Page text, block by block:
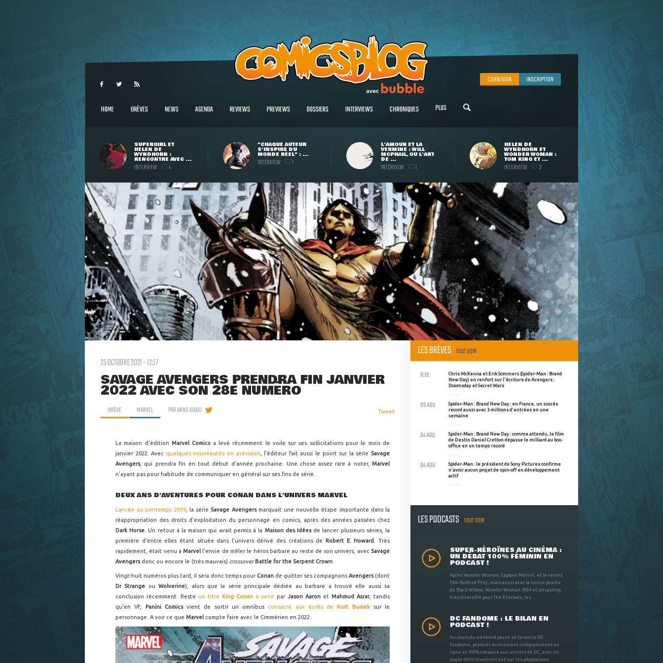
CONNEXION INSCRIPTION
HOME BRÈVES NEWS AGENDA REVIEWS PREVIEWS DOSSIERS INTERVIEWS CHRONIQUES PLUS
SUPERGIRL ET
HELEN DE
WYNDHORN :
RENCONTRE AVEC ...
INTERVIEW 4
"CHAQUE AUTEUR
S'INSPIRE DU
MONDE RÉEL" : ...
INTERVIEW 1
L'AMOUR ET LA
VERMINE : WILL
MCPHAIL, OU L'ART
DE ...
INTERVIEW 1
HELEN DE
WYNDHORN ET
WONDER WOMAN :
TOM KING ET ...
INTERVIEW 3
25 OCTOBRE 2021 - 12:17
SAVAGE AVENGERS PRENDRA FIN JANVIER
2022 AVEC SON 28E NUMÉRO
BRÈVE MARVEL PARARNO KIKOO Tweet
La maison d'édition Marvel Comics a levé récemment le voile sur ses sollicitations pour le mois de
janvier 2022. Avec quelques nouveautés en prévision , l'éditeur fait aussi le point sur la série Savage
Avengers, qui prendra fin en tout début d'année prochaine. Une chose assez rare à noter, Marvel
n'ayant pas pour habitude de communiquer en général sur ses fins de série.
DEUX ANS D'AVENTURES POUR CONAN DANS L'UNIVERS MARVEL
Lancée au printemps 2019, la série Savage Avengers marquait une nouvelle étape importante dans la
réappropriation des droits d'exploitation du personnage en comics, après des années passées chez
Dark Horse . Un retour à la maison qui avait permis à la Maison des Idées de lancer plusieurs séries, la
première d'entre elles étant située dans l'univers dérivé des créations de
Robert E. Howard
. Très
rapidement, était venu àMarvel l'envie de mêler le héros barbare au reste de son univers, avec Savage
Avengers donc ou encore le (très mauvais) crossover Battle for the Serpent Crown
Vingt-huit numéros plus tard, il sera donc temps pour Conan de quitter ses compagnons Avengers (dont
Dr Strange
ouWolverine), alors que la série principale dédiée au barbare a trouvé elle aussi sa
conclusion récemment. Reste un titre King Conan à venirpar Jason Aaron et Mahmud Asrar, tandis
qu'en VF,
Panini Comics vient de sortir un omnibus consacré aux écrits de Kurt Busiek
sur le
personnage. A voir ce que Marvel compte faire avec le Cimmérien en 2022.
LES BRÈVES TOUT VOIR
Chris McKenna et Erik Sommers (Spider-Man : Brand
New Day) en renfort sur l'écriture de Avengers :
Doomsday et Secret Wars
11:19
Spider-Man : Brand New Day : en France, un succès
record aussi avec 3 millions d'entrées en une
semaine
05 AOU
Spider-Man : Brand New Day : comme attendu, le film
de Destin Daniel Cretton dépasse le milliard au box-
office en un temps record
04 AOU
Spider-Man : le président de Sony Pictures confirme
n'avoir aucun projet de spin-off en développement
actif
04 AOU
LES PODCASTS TOUT VOIR
SUPER-HÉROÏNES AU CINÉMA :
UN DÉBAT 100% FÉMININ EN
PODCAST !
Après Wonder Woman, Captain Marvel, et le récent
film Birds of Prey, mais aussi avec la venue proche
de Black Widow, Wonder Woman 1984 et un casting
très diversifié pour The Eternals, les ...
DC FANDOME : LE BILAN EN
PODCAST !
Au cours du weekend passé se tenait le DC
Fandome, premier évènement intégralement en
ligne et 100% consacré aux univers de DC, avec un
angle définitivement axé sur les adaptations